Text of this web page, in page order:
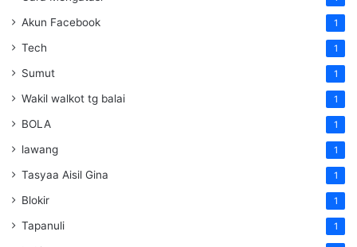
Akun Facebook 1
Tech 1
Sumut 1
Wakil walkot tg balai 1
BOLA 1
lawang 1
Tasyaa Aisil Gina 1
Blokir 1
Tapanuli 1